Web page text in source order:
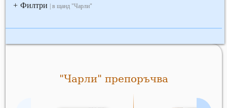
+ Филтри | в щанд "Чарли"
"Чарли" препоръчва